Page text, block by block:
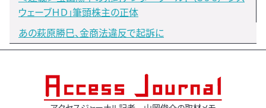
ウェーブＨＤ」筆頭株主の正体
あの萩原勝巳、金商法違反で起訴に